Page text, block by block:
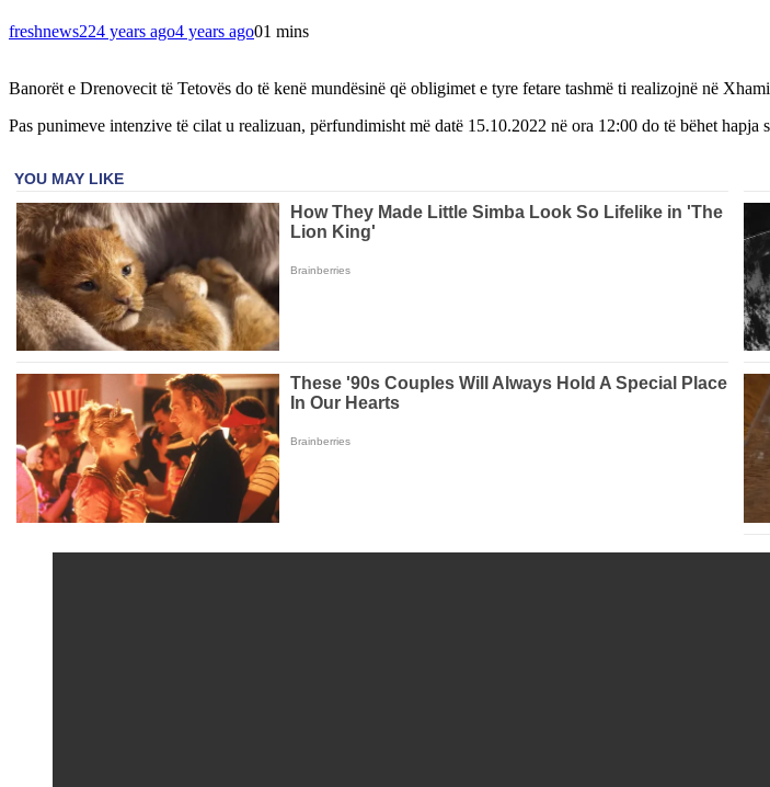
freshnews224 years ago4 years ago01 mins
Banorët e Drenovecit të Tetovës do të kenë mundësinë që obligimet e tyre fetare tashmë ti realizojnë në
Pas punimeve intenzive të cilat u realizuan, përfundimisht më datë 15.10.2022 në ora 12:00 do të bëhet hapja